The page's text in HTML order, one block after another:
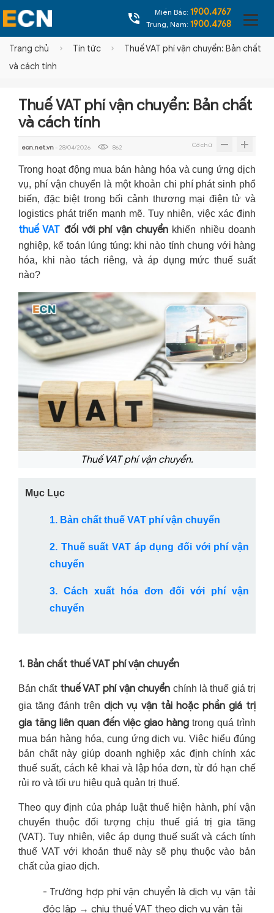
Miền Bắc: 1900.4767
Trung, Nam: 1900.4768
Trang chủ Tin tức
Thuế VAT phí vận chuyển: Bản chất
và cách tính
Thuế VAT phí vận chuyển: Bản chất
và cách tính
ecn.net.vn- 28/04/2026 862 Cỡ chữ
Trong hoạt động mua bán hàng hóa và cung ứng dịch
vụ, phí vận chuyển là một khoản chi phí phát sinh phổ
biến, đặc biệt trong bối cảnh thương mại điện tử và
logistics phát triển mạnh mẽ. Tuy nhiên, việc xác định
thuế VAT đối với phí vận chuyển khiến nhiều doanh
nghiệp, kế toán lúng túng: khi nào tính chung với hàng
hóa, khi nào tách riêng, và áp dụng mức thuế suất
nào?
Thuế VAT phí vận chuyển.
Mục Lục
1. Bản chất thuế VAT phí vận chuyển
2. Thuế suất VAT áp dụng đối với phí vận
chuyển
3. Cách xuất hóa đơn đối với phí vận
chuyển
1. Bản chất thuế VAT phí vận chuyển
Bản chấtthuế VAT phí vận chuyển chính là thuế giá trị
gia tăng đánh trêndịch vụ vận tải hoặc phần giá trị
gia tăng liên quan đến việc giao hàng trong quá trình
mua bán hàng hóa, cung ứng dịch vụ. Việc hiểu đúng
bản chất này giúp doanh nghiệp xác định chính xác
thuế suất, cách kê khai và lập hóa đơn, từ đó hạn chế
rủi ro và tối ưu hiệu quả quản trị thuế.
Theo quy định của pháp luật thuế hiện hành, phí vận
chuyển thuộc đối tượng chịu thuế giá trị gia tăng
(VAT). Tuy nhiên, việc áp dụng thuế suất và cách tính
thuế VAT với khoản thuế này sẽ phụ thuộc vào bản
chất của giao dịch.
- Trường hợp phí vận chuyển là dịch vụ vận tải
độc lập → chịu thuế VAT theo dịch vụ vận tải